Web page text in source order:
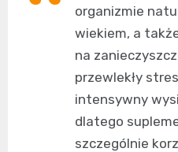
organizmie
wiekiem, a
na
przewlekły
intensywny
dlatego
szczególnie